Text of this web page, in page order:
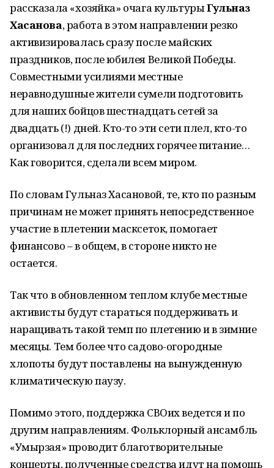
рассказала «хозяйка» очага культурыГульназ
Хасанова, работа в этом направлении резко
активизировалась сразу после майских
праздников, после юбилея Великой Победы.
Совместными усилиями местные
неравнодушные жители сумели подготовить
для наших бойцов шестнадцать сетей за
двадцать (!) дней. Кто-то эти сети плел, кто-то
организовал для последних горячее питание…
Как говорится, сделали всем миром.
По словам Гульназ Хасановой, те, кто по разным
причинам не может принять непосредственное
участие в плетении масксеток, помогает
финансово – в общем, в стороне никто не
остается.
Так что в обновленном теплом клубе местные
активисты будут стараться поддерживать и
наращивать такой темп по плетению и в зимние
месяцы. Тем более что садово-огородные
хлопоты будут поставлены на вынужденную
климатическую паузу.
Помимо этого, поддержка СВОих ведется и по
другим направлениям. Фольклорный ансамбль
«Умырзая» проводит благотворительные
концерты, полученные средства идут на помощь